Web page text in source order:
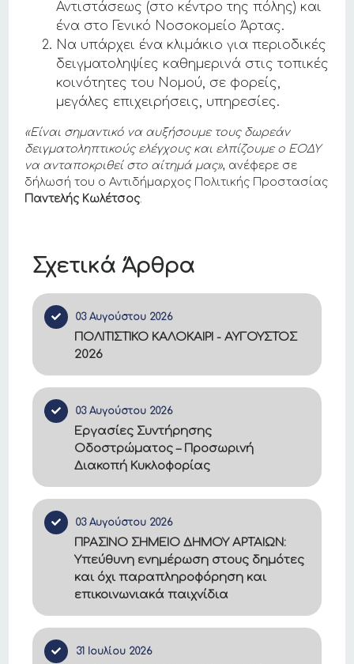
Σχετικά Άρθρα
03 Αυγούστου 2026
ΠΟΛΙΤΙΣΤΙΚΟ ΚΑΛΟΚΑΙΡΙ - ΑΥΓΟΥΣΤΟΣ
2026
03 Αυγούστου 2026
Εργασίες Συντήρησης
Οδοστρώματος – Προσωρινή
Διακοπή Κυκλοφορίας
03 Αυγούστου 2026
ΠΡΑΣΙΝΟ ΣΗΜΕΙΟ ΔΗΜΟΥ ΑΡΤΑΙΩΝ:
Υπεύθυνη ενημέρωση στους δημότες
και όχι παραπληροφόρηση και
επικοινωνιακά παιχνίδια
31 Ιουλίου 2026
Αντιστάσεως (στο κέντρο της πόλης) και
ένα στο Γενικό Νοσοκομείο Άρτας.
Να υπάρχει ένα κλιμάκιο για περιοδικές
δειγματοληψίες καθημερινά στις τοπικές
κοινότητες του Νομού, σε φορείς,
μεγάλες επιχειρήσεις, υπηρεσίες.
«Είναι σημαντικό να αυξήσουμε τους δωρεάν
δειγματοληπτικούς ελέγχους και ελπίζουμε ο ΕΟΔΥ
να ανταποκριθεί στο αίτημά μας», ανέφερε σε
δήλωσή του ο Αντιδήμαρχος Πολιτικής Προστασίας
Παντελής Κωλέτσος.